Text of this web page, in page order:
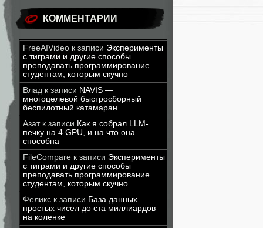
КОММЕНТАРИИ
FreeAIVideo к записи Эксперименты
с тиграми и другие способы
преподавать программирование
студентам, которым скучно
Влад к записи NAVIS —
многоцелевой быстросборный
беспилотный катамаран
Азатк записи Как я собрал LLM-
печку на 4 GPU, и на что она
способна
FileCompare к записи Эксперименты
с тиграми и другие способы
преподавать программирование
студентам, которым скучно
Феликс к записи База данных
простых чисел до ста миллиардов
на коленке